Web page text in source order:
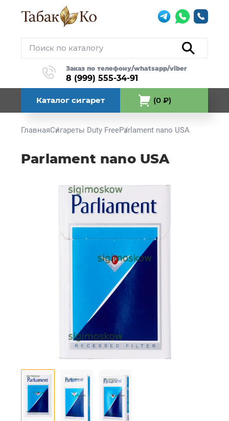
Заказ по телефону/whatsapp/viber
8 (999) 555-34-91
Каталог сигарет (0 ₽)
ГлавнаяСигареты Duty FreeParlament nano USA
Parlament nano USA